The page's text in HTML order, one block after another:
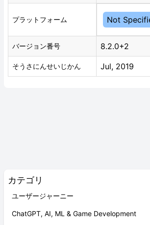
カテゴリ
ユーザージャーニー
ChatGPT, AI, ML & Game Development
プラットフォーム Not
バージョン番号 8.2.0+2
そうさにんせいじかん Jul, 2019